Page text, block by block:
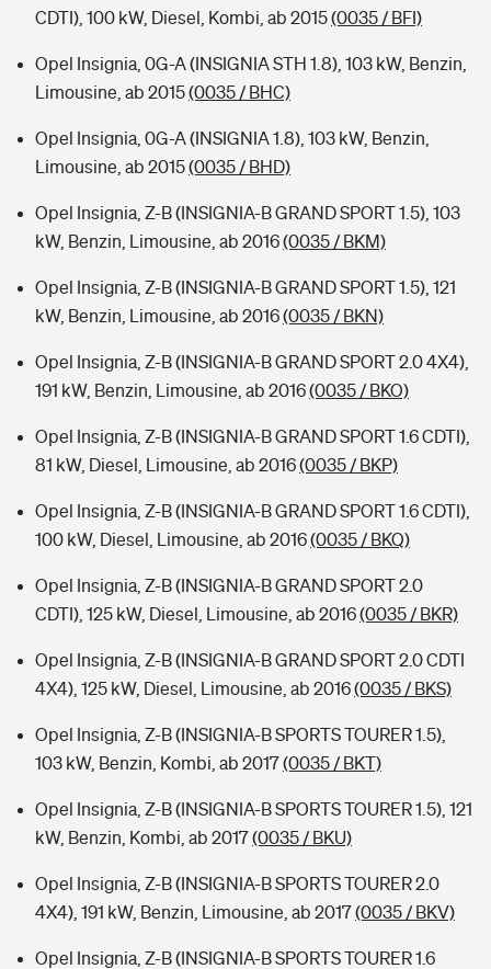
CDTI), 100 kW, Diesel, Kombi, ab 2015(0035 / BFI)
Opel Insignia, 0G-A (INSIGNIA STH 1.8), 103 kW, Benzin,
Limousine, ab 2015(0035 / BHC)
Opel Insignia, 0G-A (INSIGNIA 1.8), 103 kW, Benzin,
Limousine, ab 2015(0035 / BHD)
Opel Insignia, Z-B (INSIGNIA-B GRAND SPORT 1.5), 103
kW, Benzin, Limousine, ab 2016(0035 / BKM)
Opel Insignia, Z-B (INSIGNIA-B GRAND SPORT 1.5), 121
kW, Benzin, Limousine, ab 2016(0035 / BKN)
Opel Insignia, Z-B (INSIGNIA-B GRAND SPORT 2.0 4X4),
191 kW, Benzin, Limousine, ab 2016(0035 / BKO)
Opel Insignia, Z-B (INSIGNIA-B GRAND SPORT 1.6 CDTI),
81 kW, Diesel, Limousine, ab 2016(0035 / BKP)
Opel Insignia, Z-B (INSIGNIA-B GRAND SPORT 1.6 CDTI),
100 kW, Diesel, Limousine, ab 2016(0035 / BKQ)
Opel Insignia, Z-B (INSIGNIA-B GRAND SPORT 2.0
CDTI), 125 kW, Diesel, Limousine, ab 2016(0035 / BKR)
Opel Insignia, Z-B (INSIGNIA-B GRAND SPORT 2.0 CDTI
4X4), 125 kW, Diesel, Limousine, ab 2016(0035 / BKS)
Opel Insignia, Z-B (INSIGNIA-B SPORTS TOURER 1.5),
103 kW, Benzin, Kombi, ab 2017(0035 / BKT)
Opel Insignia, Z-B (INSIGNIA-B SPORTS TOURER 1.5), 121
kW, Benzin, Kombi, ab 2017(0035 / BKU)
Opel Insignia, Z-B (INSIGNIA-B SPORTS TOURER 2.0
4X4), 191 kW, Benzin, Limousine, ab 2017(0035 / BKV)
Opel Insignia, Z-B (INSIGNIA-B SPORTS TOURER 1.6